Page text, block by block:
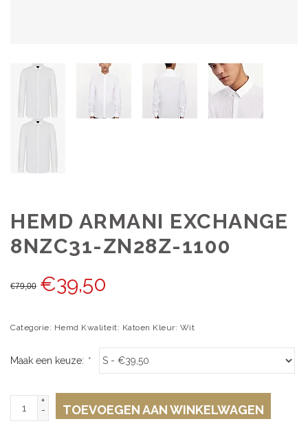
HEMD ARMANI EXCHANGE
8NZC31-ZN28Z-1100
€79,00 €39,50
Categorie: Hemd Kwaliteit: Katoen Kleur: Wit
Maak een keuze: *
+
-
TOEVOEGEN AAN WINKELWAGEN